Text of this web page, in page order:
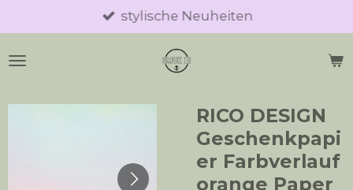
Hauptinhalt
springen
stylische Neuheiten
RICO DESIGN
Geschenkpapi
er Farbverlauf
orange Paper